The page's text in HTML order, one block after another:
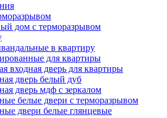
дом с терморазрывом
в квартиру
для квартиры
входная дверь для квартиры
дверь белый дуб
дверь мдф с зеркалом
белые двери с терморазрывом
двери белые глянцевые